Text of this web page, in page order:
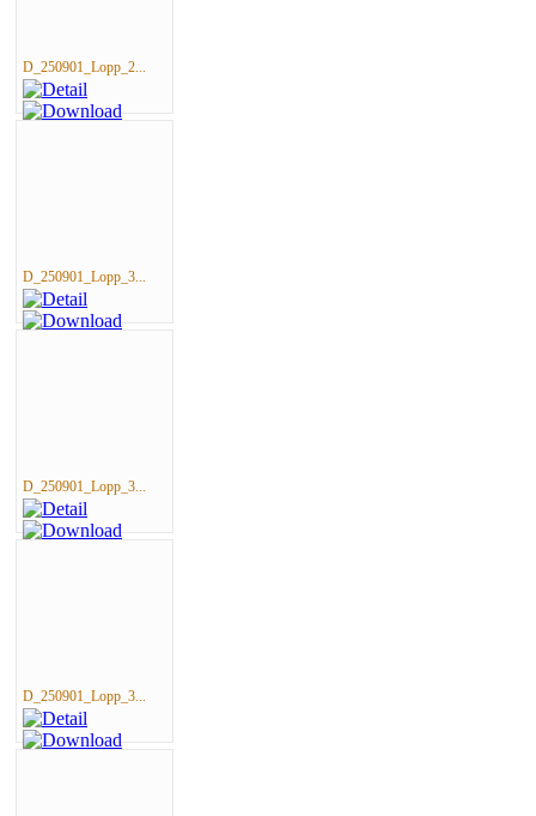
D_250901_Lopp_2...
D_250901_Lopp_3...
D_250901_Lopp_3...
D_250901_Lopp_3...